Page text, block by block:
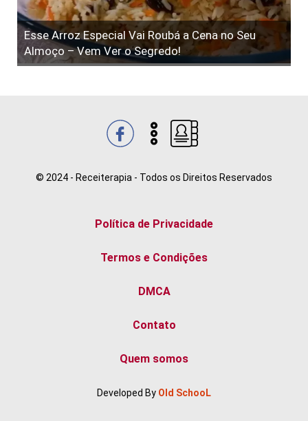
Esse Arroz Especial Vai Roubá a Cena no Seu
Almoço – Vem Ver o Segredo!
© 2024 - Receiterapia - Todos os Direitos Reservados
Quem somos
Contato
DMCA
Termos e Condições
Política de Privacidade
Developed By Old SchooL